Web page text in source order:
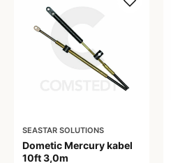
SEASTAR SOLUTIONS
Dometic Mercury kabel
10ft 3,0m